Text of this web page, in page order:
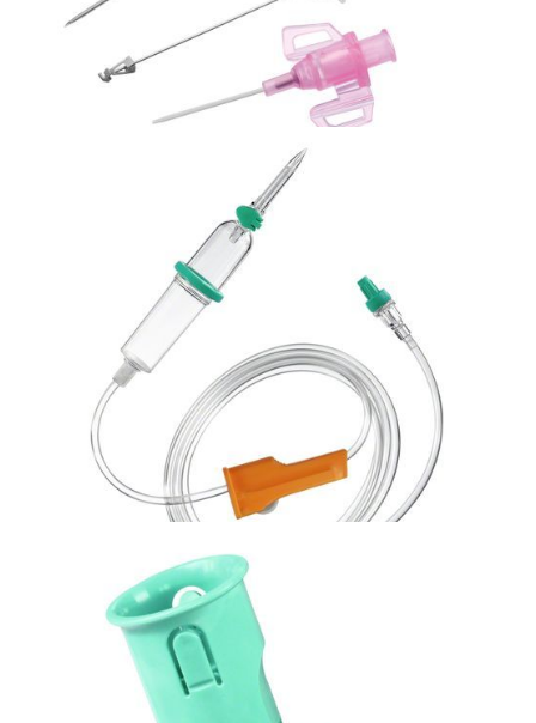
Bezpieczna linia naczyniowa
Kaniula dożylna w systemie zamkniętym, Introcan
Bezpieczna linia naczyniowa
Intrafix Flush